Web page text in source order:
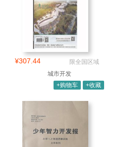
¥307.44
限全国区域
城市开发
+购物车
+收藏